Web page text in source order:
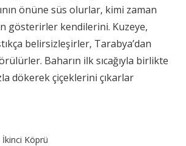
önüne süs olurlar, kimi zaman
gösterirler kendilerini. Kuzeye,
belirsizleşirler, Tarabya’dan
Baharın ilk sıcağıyla birlikte
dökerek çiçeklerini çıkarlar
Köprü